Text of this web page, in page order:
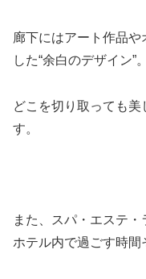
廊下にはアート作品
した“余白のデザイン”。
どこを切り取っても
す。
また、スパ・エステ・
ホテル内で過ごす時間